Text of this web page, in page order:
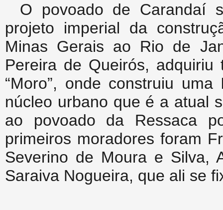
O povoado de Carandaí
projeto imperial da
Minas Gerais ao Rio de
Pereira de Queirós,
“Moro”, onde construiu
núcleo urbano que é a atual
ao povoado da Ressaca
primeiros moradores foram
Severino de Moura e Silva,
Saraiva Nogueira, que ali se